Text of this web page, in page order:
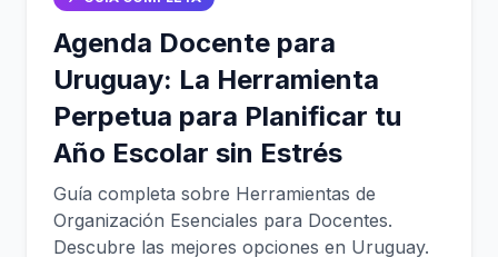
Agenda Docente para
Uruguay: La Herramienta
Perpetua para Planificar tu
Año Escolar sin Estrés
Guía completa sobre Herramientas de
Organización Esenciales para Docentes.
Descubre las mejores opciones en Uruguay.